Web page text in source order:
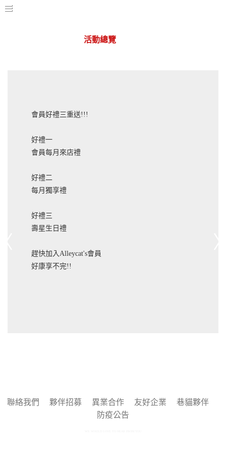
活動總覽
會員好禮三重送!!!
好禮一
會員每月來店禮
好禮二
每月獨享禮
好禮三
壽星生日禮
趕快加入Alleycat's會員
好康享不完!!
聯絡我們 夥伴招募 異業合作 友好企業
巷貓夥伴
防疫公告